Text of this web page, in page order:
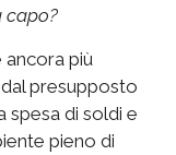
capo?
più
presupposto
spesa di soldi e
pieno di